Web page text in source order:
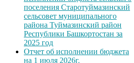
поселения Старотуймазинский
сельсовет муниципального
района Туймазинский район
Республики Башкортостан за
2025 год
Отчет об исполнении бюджета
на 1 июля 2026г.